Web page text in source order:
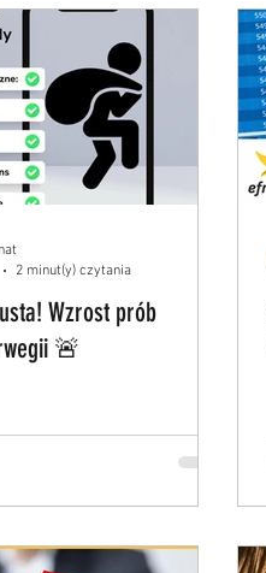
Wzrost prób
🚨
2 minut(y) czytania